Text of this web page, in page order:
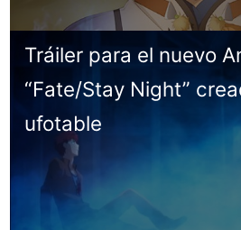
Tráiler para el nuevo
“Fate/Stay Night”
ufotable